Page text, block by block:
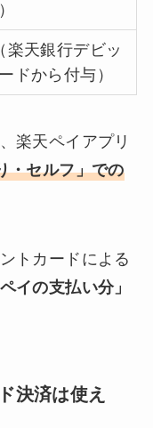
楽天銀行デビッ
ドから付与）
楽天ペイアプリ
・セルフ」での
トカードによる
イの支払い分」
決済は使え